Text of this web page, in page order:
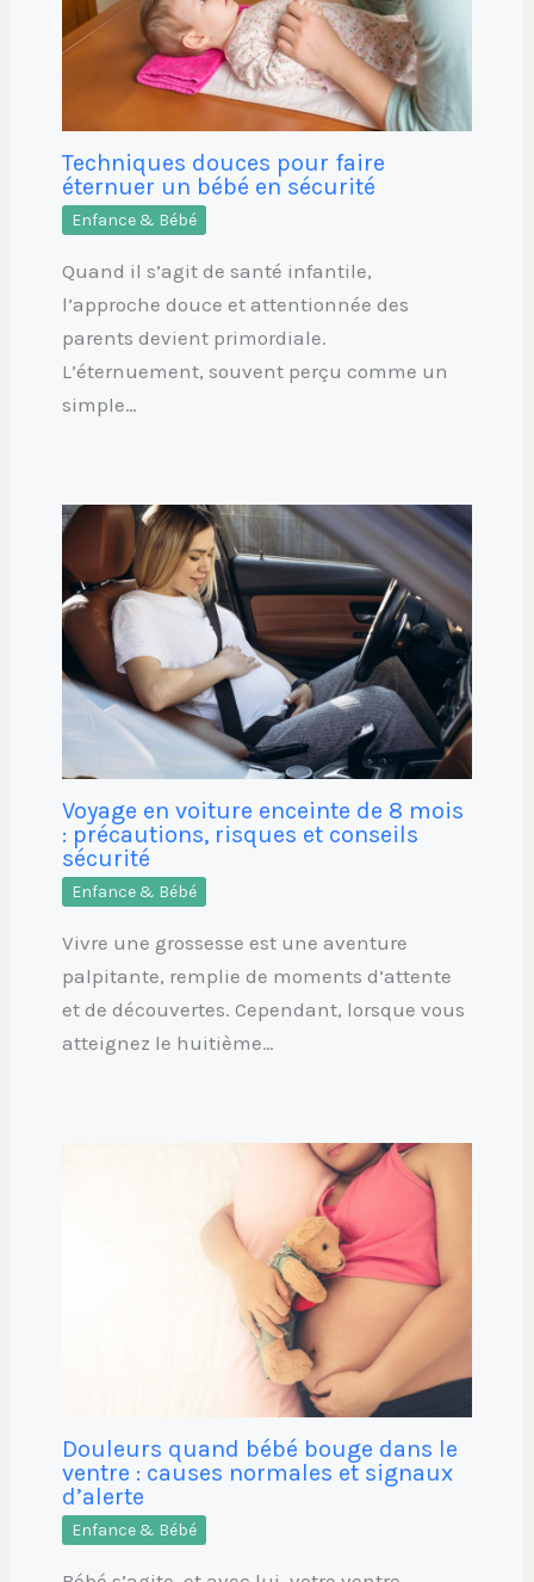
Techniques douces pour faire
éternuer un bébé en sécurité
Enfance & Bébé
Quand il s’agit de santé infantile,
l’approche douce et attentionnée des
parents devient primordiale.
L’éternuement, souvent perçu comme un
simple…
Voyage en voiture enceinte de 8 mois
: précautions, risques et conseils
sécurité
Enfance & Bébé
Vivre une grossesse est une aventure
palpitante, remplie de moments d’attente
et de découvertes. Cependant, lorsque vous
atteignez le huitième…
Douleurs quand bébé bouge dans le
ventre : causes normales et signaux
d’alerte
Enfance & Bébé